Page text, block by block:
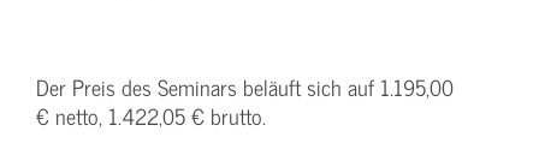
Der Preis des Seminars beläuft sich auf 1.195,00
€ netto, 1.422,05 € brutto.